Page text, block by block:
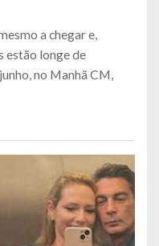
a chegar e,
estão longe de
no Manhã CM,